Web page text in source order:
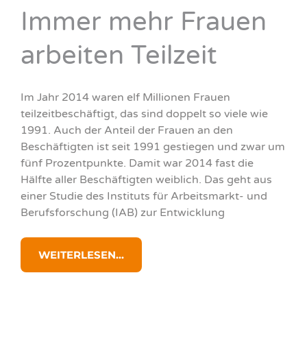
Immer mehr Frauen
arbeiten Teilzeit
Im Jahr 2014 waren elf Millionen Frauen
teilzeitbeschäftigt, das sind doppelt so viele wie
1991. Auch der Anteil der Frauen an den
Beschäftigten ist seit 1991 gestiegen und zwar um
fünf Prozentpunkte. Damit war 2014 fast die
Hälfte aller Beschäftigten weiblich. Das geht aus
einer Studie des Instituts für Arbeitsmarkt- und
Berufsforschung (IAB) zur Entwicklung
WEITERLESEN...